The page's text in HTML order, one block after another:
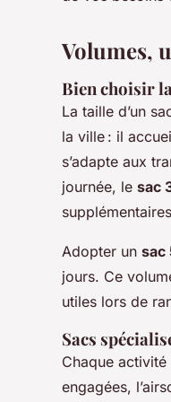
Volumes,
Bien choisir
La taille d’un
la ville : il
s’adapte aux
journée, le sac
Adopter un sac
jours. Ce
utiles lors de
Sacs
Chaque
engagées,